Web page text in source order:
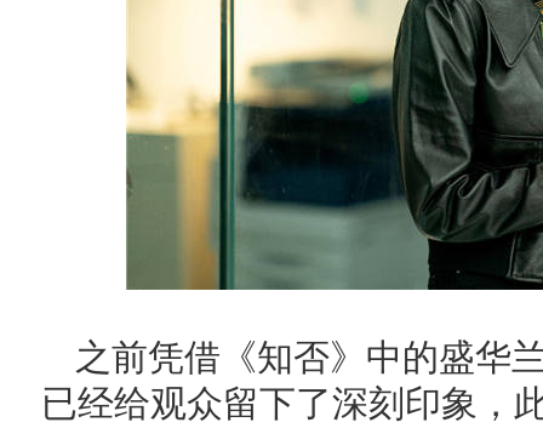
之前凭借《知否》中的盛华
已经给观众留下了深刻印象，